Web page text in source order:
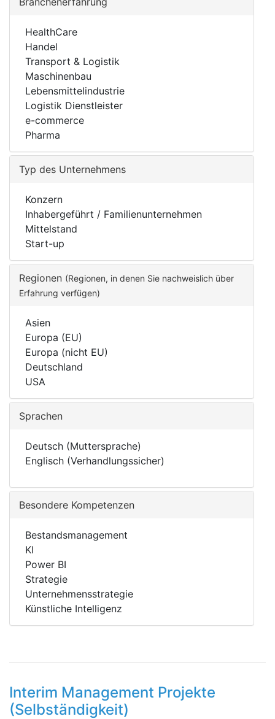
HealthCare
Handel
Transport & Logistik
Maschinenbau
Lebensmittelindustrie
Logistik Dienstleister
e-commerce
Pharma
Typ des Unternehmens
Konzern
Inhabergeführt / Familienunternehmen
Mittelstand
Start-up
Regionen (Regionen, in denen Sie nachweislich über
Erfahrung verfügen)
Asien
Europa (EU)
Europa (nicht EU)
Deutschland
USA
Sprachen
Deutsch (Muttersprache)
Englisch (Verhandlungssicher)
Besondere Kompetenzen
Bestandsmanagement
KI
Power BI
Strategie
Unternehmensstrategie
Künstliche Intelligenz
Interim Management Projekte
(Selbständigkeit)